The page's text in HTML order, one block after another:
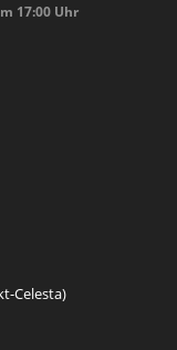
17:00 Uhr
Celesta)